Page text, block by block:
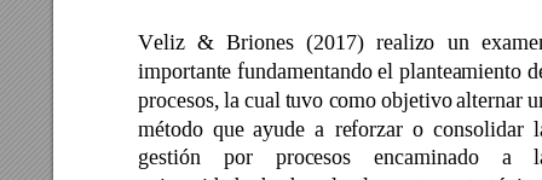
Veliz & Briones (2017) realizo un
importante fundamentando el planteamiento
procesos, la cual tuvo como objetivo alternar
método que ayude a reforzar o consolidar
gestión
por procesos encaminado a